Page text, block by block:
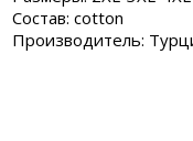
Состав: cotton
Производитель: